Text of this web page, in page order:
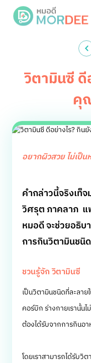
วิตามินซี ดี
คุ
อยากผิวสวย ไม่เป็
คำกล่าวนี้จริงเท็
วิศรุต ภาคลาภ แ
หมอดี จะช่วยอธิบ
การกินวิตามินชนิ
ชวนรู้จัก วิตามินซี
เป็นวิตามินชนิดที่ละลาย
คอร์บิก ร่างกายเรานั้น
ต้องได้รับจากการกินอา
โดยเราสามารถได้รับวิ